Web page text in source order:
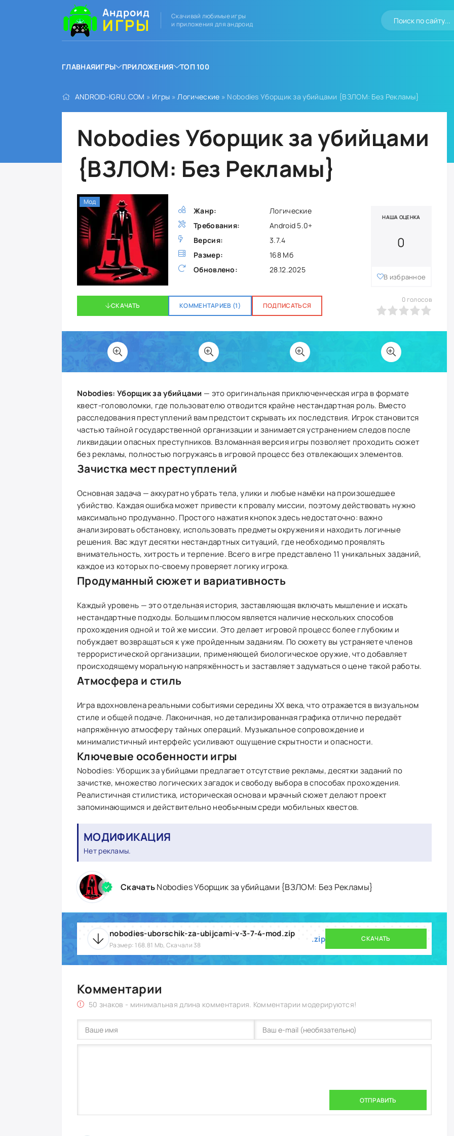
Андроид
ИГРЫ
Скачивай любимые игры
и приложения для андроид
ГЛАВНАЯИГРЫ ПРИЛОЖЕНИЯ ТОП 100
ANDROID-IGRU.COM » Игры »Логические » Nobodies Уборщик за убийцами {ВЗЛОМ: Без Рекламы}
Nobodies Уборщик за убийцами
{ВЗЛОМ: Без Рекламы}
Жанр:
Логические
Требования:
Android 5.0+
Версия:
3.7.4
Размер:
168 Мб
Обновлено:
28.12.2025
НАША ОЦЕНКА
0
В избранное
СКАЧАТЬ КОММЕНТАРИЕВ (1) ПОДПИСАТЬСЯ
0
0 голосов
Мод
Nobodies: Уборщик за убийцами — это оригинальная приключенческая игра в формате
квест-головоломки, где пользователю отводится крайне нестандартная роль. Вместо
расследования преступлений вам предстоит скрывать их последствия. Игрок становится
частью тайной государственной организации и занимается устранением следов после
ликвидации опасных преступников. Взломанная версия игры позволяет проходить сюжет
без рекламы, полностью погружаясь в игровой процесс без отвлекающих элементов.
Зачистка мест преступлений
Основная задача — аккуратно убрать тела, улики и любые намёки на произошедшее
убийство. Каждая ошибка может привести к провалу миссии, поэтому действовать нужно
максимально продуманно. Простого нажатия кнопок здесь недостаточно: важно
анализировать обстановку, использовать предметы окружения и находить логичные
решения. Вас ждут десятки нестандартных ситуаций, где необходимо проявлять
внимательность, хитрость и терпение. Всего в игре представлено 11 уникальных заданий,
каждое из которых по-своему проверяет логику игрока.
Продуманный сюжет и вариативность
Каждый уровень — это отдельная история, заставляющая включать мышление и искать
нестандартные подходы. Большим плюсом является наличие нескольких способов
прохождения одной и той же миссии. Это делает игровой процесс более глубоким и
побуждает возвращаться к уже пройденным заданиям. По сюжету вы устраняете членов
террористической организации, применяющей биологическое оружие, что добавляет
происходящему моральную напряжённость и заставляет задуматься о цене такой работы.
Атмосфера и стиль
Игра вдохновлена реальными событиями середины XX века, что отражается в визуальном
стиле и общей подаче. Лаконичная, но детализированная графика отлично передаёт
напряжённую атмосферу тайных операций. Музыкальное сопровождение и
минималистичный интерфейс усиливают ощущение скрытности и опасности.
Ключевые особенности игры
Nobodies: Уборщик за убийцами предлагает отсутствие рекламы, десятки заданий по
зачистке, множество логических загадок и свободу выбора в способах прохождения.
Реалистичная стилистика, историческая основа и мрачный сюжет делают проект
запоминающимся и действительно необычным среди мобильных квестов.
МОДИФИКАЦИЯ
Нет рекламы.
СкачатьNobodies Уборщик за убийцами {ВЗЛОМ: Без Рекламы}
nobodies-uborschik-za-ubijcami-v-3-7-4-mod.zip
Размер: 168.81 Mb, Скачали 38
.zip СКАЧАТЬ
Комментарии
50 знаков - минимальная длина комментария. Комментарии модерируются!
ОТПРАВИТЬ